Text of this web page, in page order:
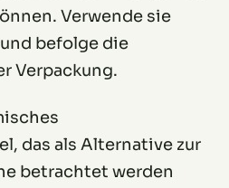
Verwende sie
befolge die
Verpackung.
das als Alternative zur
betrachtet werden